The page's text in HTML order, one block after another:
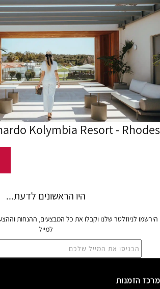
Kolymbia Resort - Rhodes
הירשמו לניוזלטר שלנו וקבלו את כל המבצעים, ההנחות
למייל
מרכז הזמנות